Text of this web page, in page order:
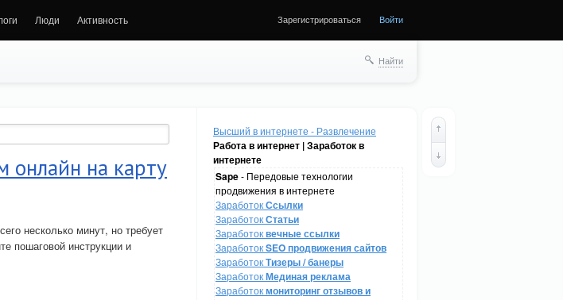
Люди Активность Зарегистрироваться Войти
Найти
Высший в интернете - Развлечение
Работа в интернет | Заработок в
интернете
Sape- Передовые технологии
продвижения в интернете
ЗаработокСсылки
ЗаработокСтатьи
Заработоквечные ссылки
ЗаработокSEO продвижения сайтов
ЗаработокТизеры / банеры
ЗаработокМединая реклама
Заработокмониторинг отзывов и
онлайн на карту
несколько минут, но требует
пошаговой инструкции и